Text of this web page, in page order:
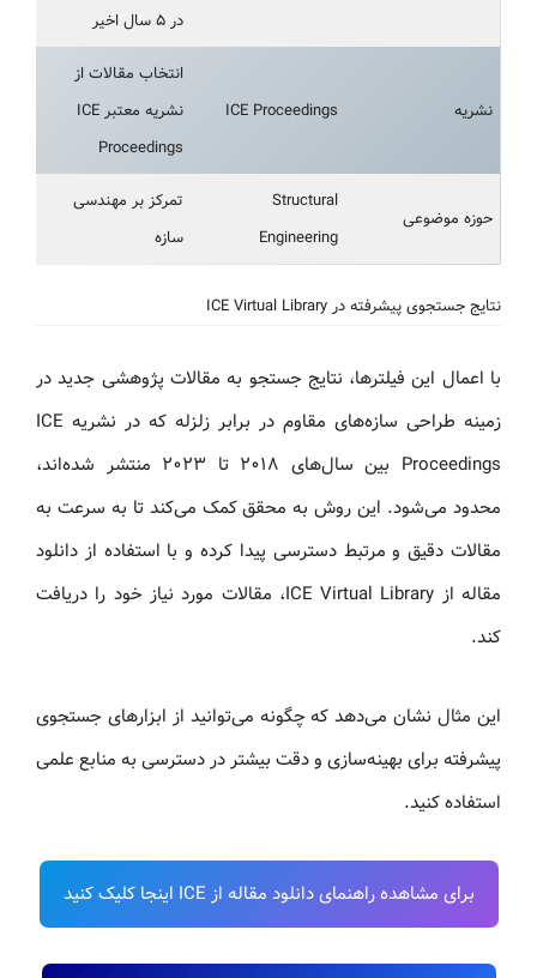
در ۵ سال اخیر
نشریه ICE Proceedings
انتخاب مقالات از
نشریه معتبر ICE
Proceedings
حوزه موضوعی
Structural
Engineering
تمرکز بر مهندسی
سازه
نتایج جستجوی پیشرفته در ICE Virtual Library
با اعمال این فیلترها، نتایج جستجو به مقالات پژوهشی جدید در
زمینه طراحی سازه‌های مقاوم در برابر زلزله که در نشریه ICE
Proceedings بین سال‌های ۲۰۱۸ تا ۲۰۲۳ منتشر شده‌اند،
محدود می‌شود. این روش به محقق کمک می‌کند تا به سرعت به
مقالات دقیق و مرتبط دسترسی پیدا کرده و با استفاده از دانلود
مقاله از ICE Virtual Library، مقالات مورد نیاز خود را دریافت
کند.
این مثال نشان می‌دهد که چگونه می‌توانید از ابزارهای جستجوی
پیشرفته برای بهینه‌سازی و دقت بیشتر در دسترسی به منابع علمی
استفاده کنید.
برای مشاهده راهنمای دانلود مقاله از ICE اینجا کلیک کنید